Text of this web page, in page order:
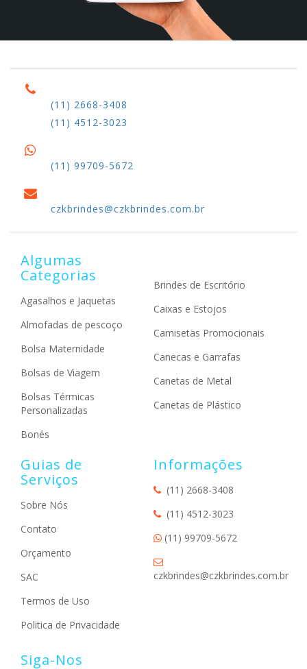
(11) 2668-3408
(11) 4512-3023
(11) 99709-5672
czkbrindes@czkbrindes.com.br
Algumas
Categorias
Agasalhos e Jaquetas
Almofadas de pescoço
Bolsa Maternidade
Bolsas de Viagem
Bolsas Térmicas
Personalizadas
Bonés
Brindes de Escritório
Caixas e Estojos
Camisetas Promocionais
Canecas e Garrafas
Canetas de Metal
Canetas de Plástico
Guias de
Serviços
Sobre Nós
Contato
Orçamento
SAC
Termos de Uso
Politica de Privacidade
Informações
(11) 2668-3408
(11) 4512-3023
(11) 99709-5672
czkbrindes@czkbrindes.com.br
Siga-Nos